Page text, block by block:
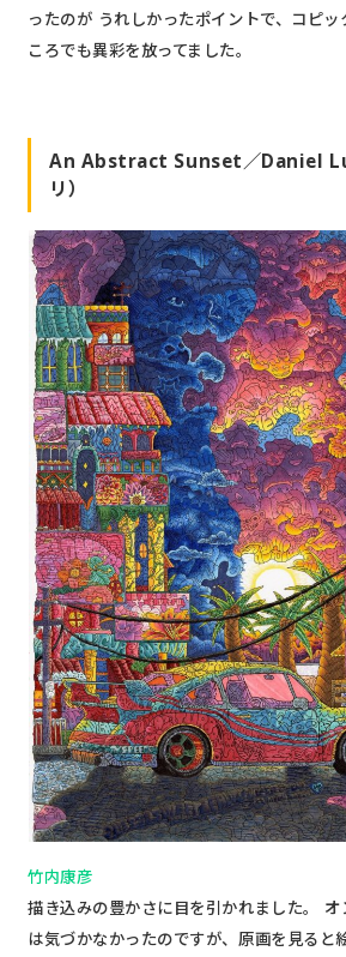
ったのが うれしかったポイントで、コピ
ころでも異彩を放ってました。
An Abstract Sunset／Daniel
リ）
竹内康彦
描き込みの豊かさに目を引かれました。
は気づかなかったのですが、原画を見ると